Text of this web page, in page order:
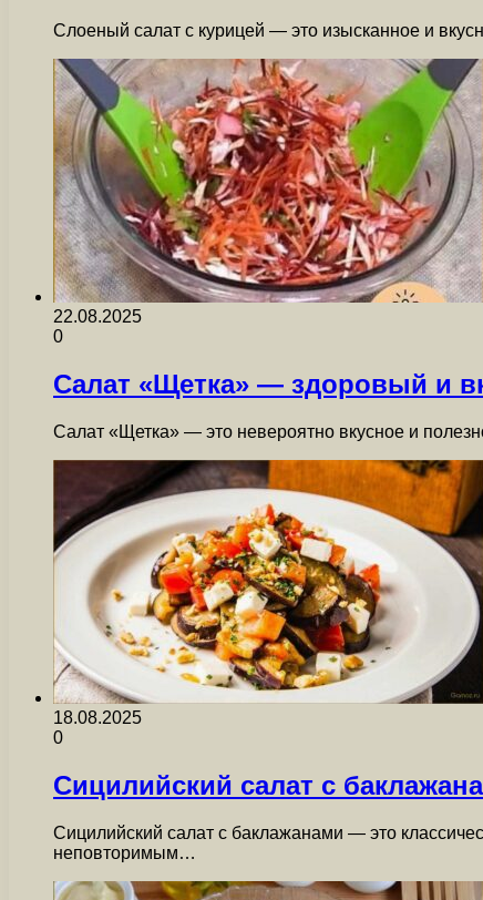
Слоеный салат с курицей — это изысканное и
22.08.2025
0
Салат «Щетка» — здоровый и
Салат «Щетка» — это невероятно вкусное и
18.08.2025
0
Сицилийский салат с
Сицилийский салат с баклажанами — это
неповторимым…